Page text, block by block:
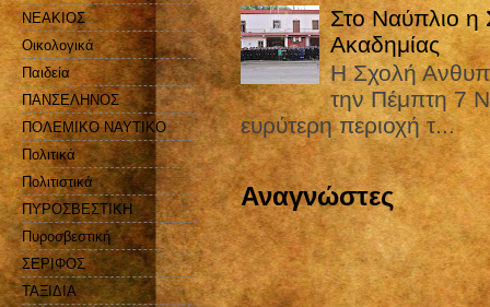
Στο Ναύπλιο η
Ακαδημίας
Η Σχολή
την Πέμπτη 7
ευρύτερη περιοχή τ...
Αναγνώστες
ΝΕΑΚΙΟΣ
Οικολογικά
Παιδεία
ΠΑΝΣΕΛΗΝΟΣ
ΠΟΛΕΜΙΚΟ ΝΑΥΤΙΚΟ
Πολιτικά
Πολιτιστικά
ΠΥΡΟΣΒΕΣΤΙΚΗ
Πυροσβεστική
ΣΕΡΙΦΟΣ
ΤΑΞΙΔΙΑ